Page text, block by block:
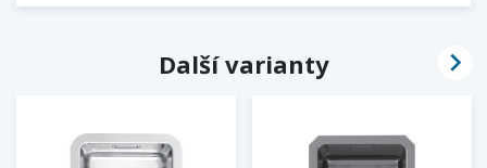
Další varianty 